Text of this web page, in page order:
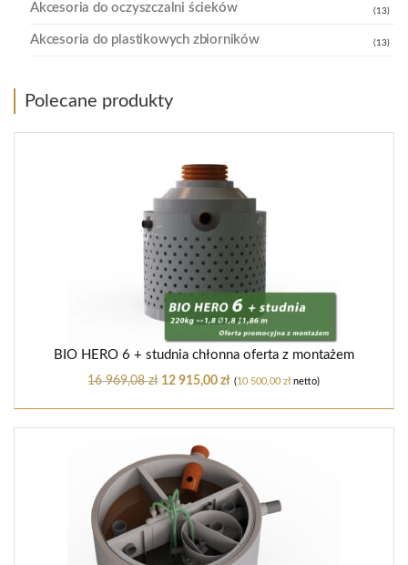
Akcesoria do oczyszczalni ścieków (13)
Akcesoria do plastikowych zbiorników (13)
Polecane produkty
BIO HERO 6 + studnia chłonna oferta z montażem
16 969,08zł 12 915,00zł (10 500,00złnetto)